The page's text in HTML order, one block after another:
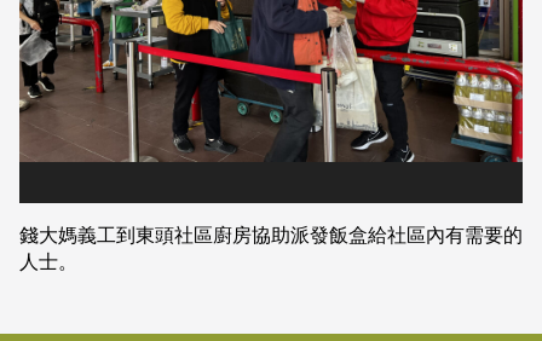
錢大媽義工到東頭社區廚房協助派發飯盒給社區內有需要的
人士。